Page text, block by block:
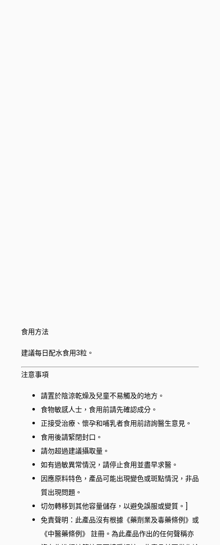
食用方法
建議每日配水食用3粒。
注意事項
請置於陰涼乾燥及兒童不易觸及的地方。
食物敏感人士，食用前請先確認成分。
正接受治療、懷孕和哺乳者食用前諮詢醫生意見。
食用後請緊閉封口。
請勿超過建議攝取量。
如有過敏異常情況，請停止食用並盡早求醫。
因應原料特色，產品可能出現變色或斑點情況，非品
質出現問題。
切勿轉移到其他容量儲存，以避免誤服或變質。]
免責聲明：此產品沒有根據《藥劑業及毒藥條例》或
《中醫藥條例》 註冊。為此產品作出的任何聲稱亦